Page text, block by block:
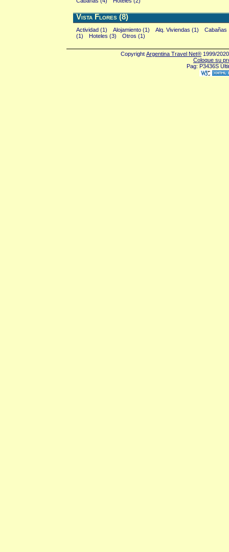
Vista Flores (8)
Actividad (1) Alojamiento (1) Alq. Viviendas (1)
Cabañas
(1)
Hoteles (3) Otros (1)
Copyright Argentina Travel Net® 1999/
Coloque su
Pag: P3436S